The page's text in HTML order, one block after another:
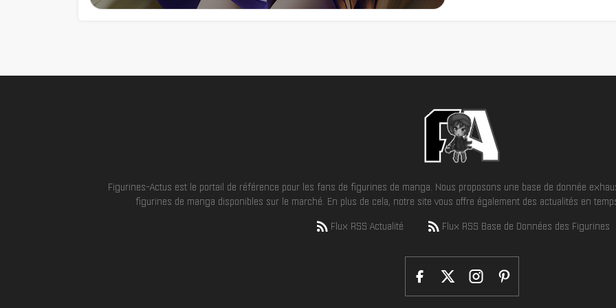
Figurines-Actus est le portail de référence pour les fans de figurines de manga. Nous proposons une base de donnée
figurines de manga disponibles sur le marché. En plus de cela, notre site vous offre également des actualités en
Flux RSS Actualité
Flux RSS Base de Données des Figurines